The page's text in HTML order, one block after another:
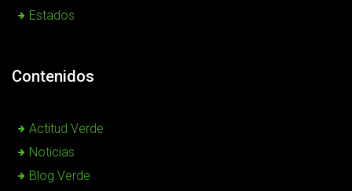
Estados
Contenidos
Actitud Verde
Noticias
Blog Verde